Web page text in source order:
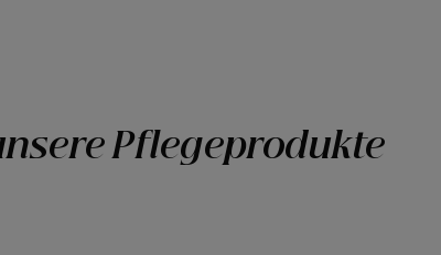
Pflegeprodukte